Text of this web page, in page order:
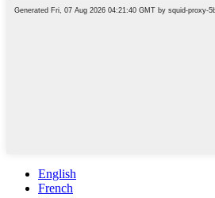
English
French